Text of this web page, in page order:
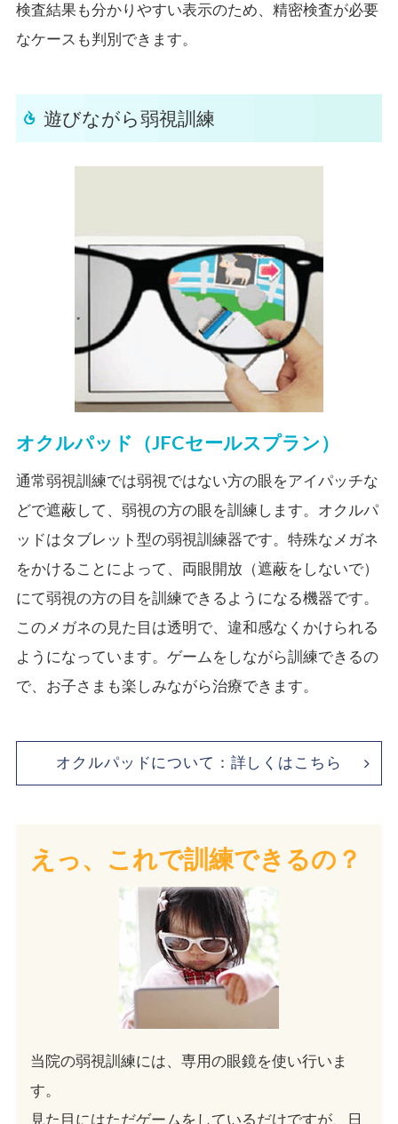
検査結果も分かりやすい表示のため、精密検査が必要
なケースも判別できます。
遊びながら弱視訓練
オクルパッド（JFCセールスプラン）
通常弱視訓練では弱視ではない方の眼をアイパッチな
どで遮蔽して、弱視の方の眼を訓練します。オクルパ
ッドはタブレット型の弱視訓練器です。特殊なメガネ
をかけることによって、両眼開放（遮蔽をしないで）
にて弱視の方の目を訓練できるようになる機器です。
このメガネの見た目は透明で、違和感なくかけられる
ようになっています。ゲームをしながら訓練できるの
で、お子さまも楽しみながら治療できます。
オクルパッドについて：詳しくはこちら
えっ、これで訓練できるの？
当院の弱視訓練には、専用の眼鏡を使い行いま
す。
見た目にはただゲームをしているだけですが、日